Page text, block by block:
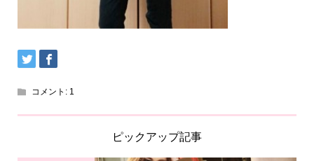
コメント: 1
ピックアップ記事